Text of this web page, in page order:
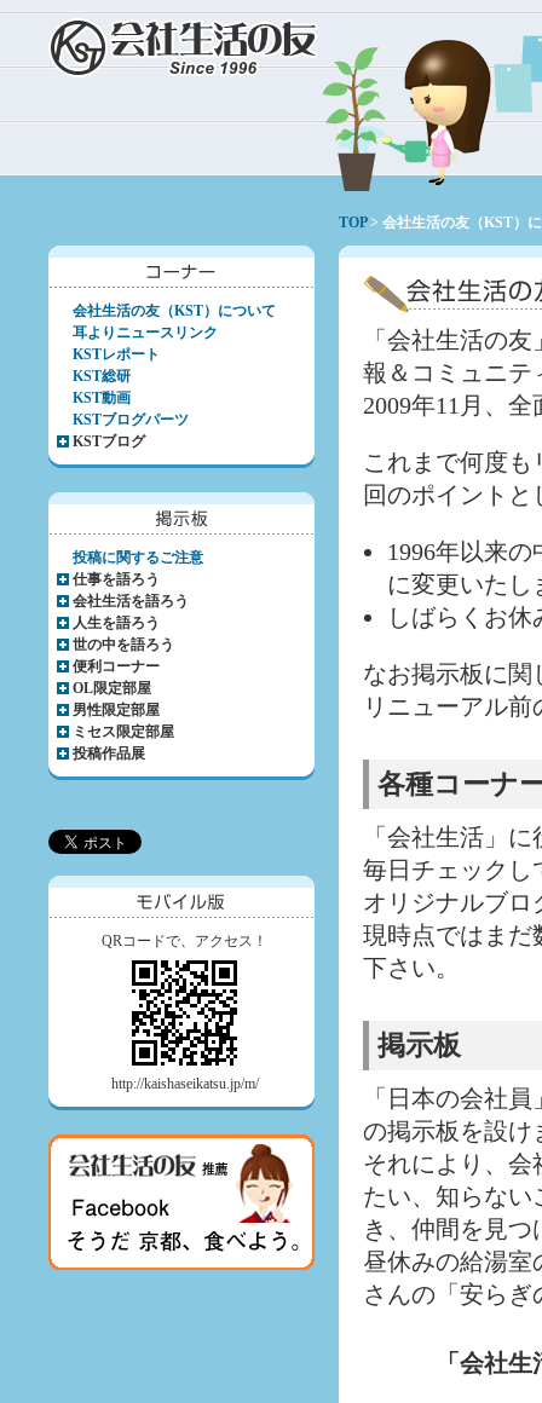
TOP> 会社生活の友（KST）
「会社生活の
報＆コミュニテ
2009年11月、
これまで何度
回のポイント
1996年以来
に変更いたし
しばらくお
なお掲示板に関
リニューアル
各種コーナ
「会社生活」
毎日チェックし
オリジナルブロ
現時点ではまだ
下さい。
掲示板
「日本の会社
の掲示板を設け
それにより、会
たい、知らない
き、仲間を見
昼休みの給湯室
さんの「安ら
「会社
会社生活の友（KST）について
耳よりニュースリンク
KSTレポート
KST総研
KST動画
KSTブログパーツ
KSTブログ
投稿に関するご注意
仕事を語ろう
会社生活を語ろう
人生を語ろう
世の中を語ろう
便利コーナー
OL限定部屋
男性限定部屋
ミセス限定部屋
投稿作品展
QRコードで、アクセス！
http://kaishaseikatsu.jp/m/